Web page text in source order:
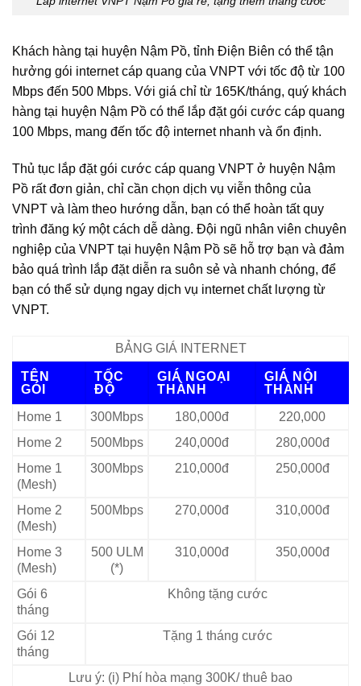
Khách hàng tại huyện Nậm Pồ, tỉnh Điện Biên có thể tận
hưởng gói internet cáp quang của VNPT với tốc độ từ 100
Mbps đến 500 Mbps. Với giá chỉ từ 165K/tháng, quý khách
hàng tại huyện Nậm Pồ có thể lắp đặt gói cước cáp quang
100 Mbps, mang đến tốc độ internet nhanh và ổn định.
Thủ tục lắp đặt gói cước cáp quang VNPT ở huyện Nậm
Pồ rất đơn giản, chỉ cần chọn dịch vụ viễn thông của
VNPT và làm theo hướng dẫn, bạn có thể hoàn tất quy
trình đăng ký một cách dễ dàng. Đội ngũ nhân viên chuyên
nghiệp của VNPT tại huyện Nậm Pồ sẽ hỗ trợ bạn và đảm
bảo quá trình lắp đặt diễn ra suôn sẻ và nhanh chóng, để
bạn có thể sử dụng ngay dịch vụ internet chất lượng từ
VNPT.
BẢNG GIÁ INTERNET
TÊN
GÓI
TỐC
ĐỘ
GIÁ NGOẠI
THÀNH
GIÁ NỘI
THÀNH
Home 1
300Mbps 180,000đ
220,000
Home 2
500Mbps 240,000đ
280,000đ
Home 1
(Mesh)
300Mbps 210,000đ 250,000đ
Home 2
(Mesh)
500Mbps 270,000đ 310,000đ
Home 3
(Mesh)
500 ULM
(*)
310,000đ 350,000đ
Gói 6
tháng
Không tặng cước
Gói 12
tháng
Tặng 1 tháng cước
Lưu ý: (i) Phí hòa mạng 300K/ thuê bao